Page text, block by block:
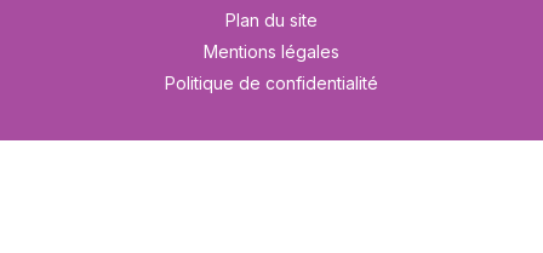
Plan du site
Mentions légales
Politique de confidentialité